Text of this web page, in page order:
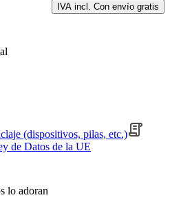
IVA incl. Con envío gratis
(dispositivos, pilas, etc.)
de Datos de la UE
lo adoran